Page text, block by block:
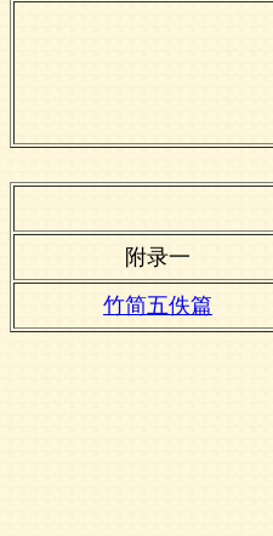
附录一
竹简五佚篇